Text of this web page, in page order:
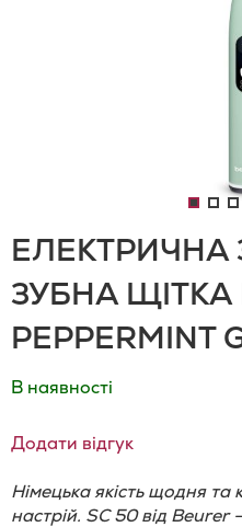
ЕЛЕКТРИЧНА
ЗУБНА ЩІТКА
PEPPERMINT
В наявності
Додати відгук
Німецька якість щодня та
настрій. SC 50 від Beurer